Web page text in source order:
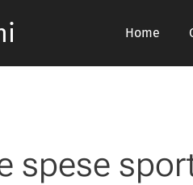
Home
spese